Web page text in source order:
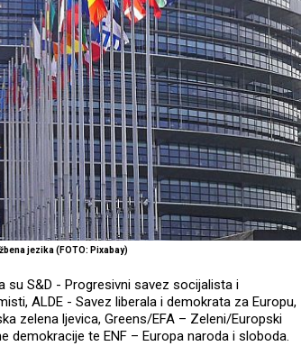
jezika (FOTO: Pixabay)
su S&D - Progresivni savez socijalista i
ALDE - Savez liberala i demokrata za Europu,
zelena ljevica, Greens/EFA – Zeleni/Europski
demokracije te ENF – Europa naroda i sloboda.